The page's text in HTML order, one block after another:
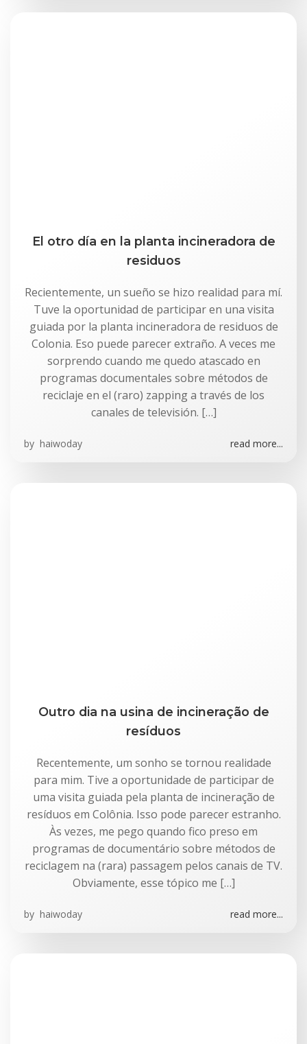
El otro día en la planta incineradora de
residuos
Recientemente, un sueño se hizo realidad para mí.
Tuve la oportunidad de participar en una visita
guiada por la planta incineradora de residuos de
Colonia. Eso puede parecer extraño. A veces me
sorprendo cuando me quedo atascado en
programas documentales sobre métodos de
reciclaje en el (raro) zapping a través de los
canales de televisión. […]
by haiwoday read more...
Outro dia na usina de incineração de
resíduos
Recentemente, um sonho se tornou realidade
para mim. Tive a oportunidade de participar de
uma visita guiada pela planta de incineração de
resíduos em Colônia. Isso pode parecer estranho.
Às vezes, me pego quando fico preso em
programas de documentário sobre métodos de
reciclagem na (rara) passagem pelos canais de TV.
Obviamente, esse tópico me […]
by haiwoday read more...